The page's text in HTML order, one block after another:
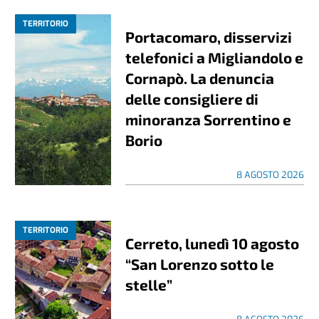
TERRITORIO
Portacomaro, disservizi
telefonici a Migliandolo e
Cornapò. La denuncia
delle consigliere di
minoranza Sorrentino e
Borio
8 AGOSTO 2026
TERRITORIO
Cerreto, lunedì 10 agosto
“San Lorenzo sotto le
stelle”